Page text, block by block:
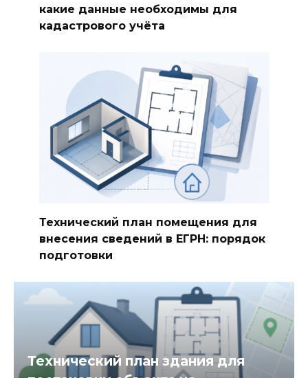
какие данные необходимы для
кадастрового учёта
Технический план помещения для
внесения сведений в ЕГРН: порядок
подготовки
Технический план здания для